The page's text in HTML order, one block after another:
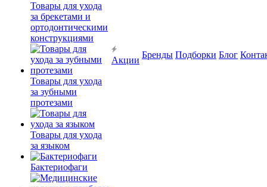
Товары для ухода
за брекетами и
ортодонтическими
конструкциями
Товары для ухода
за зубными
протезами
Товары для ухода
за языком
Бактериофаги
Акции
Бренды Подборки Блог